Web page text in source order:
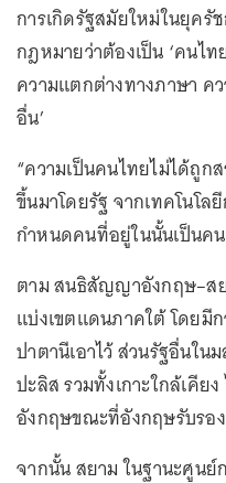
การเกิดรัฐสมัยใหม่ในยุครั
กฎหมายว่าต้องเป็น ‘คนไ
ความแตกต่างทางภาษา ค
อื่น’
“ความเป็นคนไทยไม่ได้ถูก
ขึ้นมาโดยรัฐ จากเทคโนโ
กำหนดคนที่อยู่ในนั้นเป็นคน
ตาม สนธิสัญญาอังกฤษ–ส
แบ่งเขตแดนภาคใต้ โดยมี
ปาตานีเอาไว้ ส่วนรัฐอื่นใ
ปะลิส รวมทั้งเกาะใกล้เคี
อังกฤษขณะที่อังกฤษรับรอ
จากนั้น สยาม ในฐานะศูนย์